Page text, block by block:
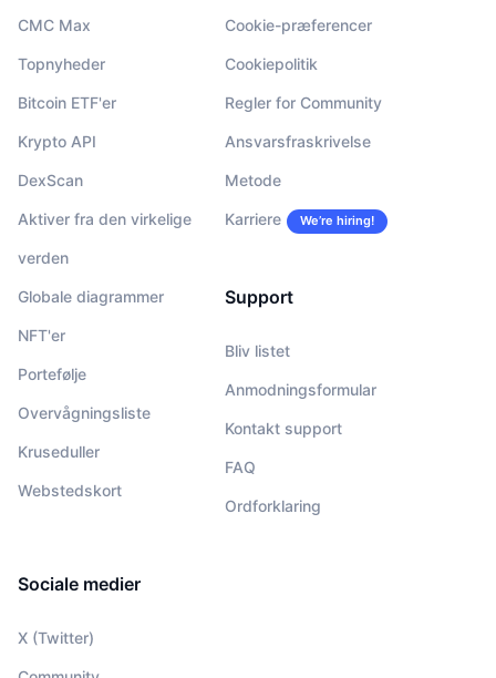
CMC Max
Topnyheder
Bitcoin ETF'er
Krypto API
DexScan
Aktiver fra den virkelige
verden
Globale diagrammer
NFT'er
Portefølje
Overvågningsliste
Kruseduller
Webstedskort
Cookie-præferencer
Cookiepolitik
Regler for Community
Ansvarsfraskrivelse
Metode
Karriere We’re hiring!
Support
Bliv listet
Anmodningsformular
Kontakt support
FAQ
Ordforklaring
Sociale medier
X (Twitter)